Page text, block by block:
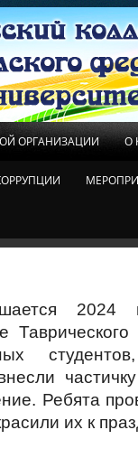
ОРГАНИЗАЦИИ О
2024
Ребята
их к